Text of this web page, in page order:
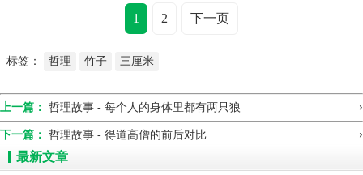
1 2 下一页
标签： 哲理 竹子 三厘米
上一篇： 哲理故事 - 每个人的身体里都有两只狼 ›
下一篇： 哲理故事 - 得道高僧的前后对比 ›
最新文章